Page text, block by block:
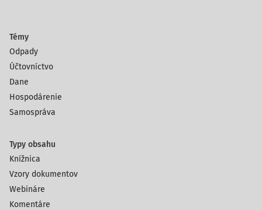
Témy
Odpady
Účtovníctvo
Dane
Hospodárenie
Samospráva
Typy obsahu
Knižnica
Vzory dokumentov
Webináre
Komentáre